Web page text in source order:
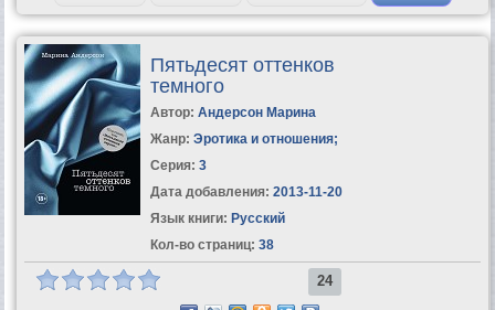
Пятьдесят оттенков
темного
Автор: Андерсон Марина
Жанр: Эротика и отношения;
Серия: 3
Дата добавления: 2013-11-20
Язык книги: Русский
Кол-во страниц: 38
24